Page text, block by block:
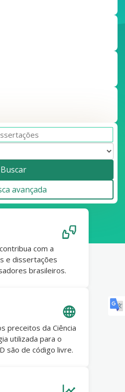
Buscar
avançada
com a
e dissertações
brasileiros.
preceitos da Ciência
utilizada para o
são de código livre.